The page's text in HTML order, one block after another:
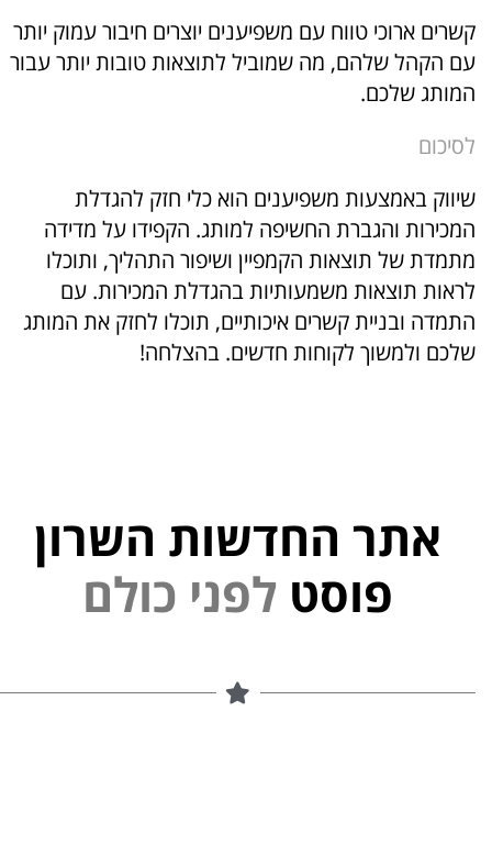
קשרים ארוכי טווח עם משפיענים יוצרים חיבור עמוק יותר
עם הקהל שלהם, מה שמוביל לתוצאות טובות יותר עבור
המותג שלכם.
לסיכום
שיווק באמצעות משפיענים הוא כלי חזק להגדלת
המכירות והגברת החשיפה למותג. הקפידו על מדידה
מתמדת של תוצאות הקמפיין ושיפור התהליך, ותוכלו
לראות תוצאות משמעותיות בהגדלת המכירות. עם
התמדה ובניית קשרים איכותיים, תוכלו לחזק את המותג
שלכם ולמשוך לקוחות חדשים. בהצלחה!
אתר החדשות השרון
פוסט